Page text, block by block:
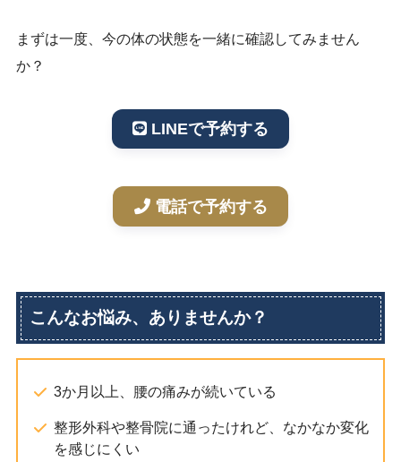
まずは一度、今の体の状態を一緒に確認してみません
か？
LINEで予約する
電話で予約する
こんなお悩み、ありませんか？
3か月以上、腰の痛みが続いている
整形外科や整骨院に通ったけれど、なかなか変化
を感じにくい